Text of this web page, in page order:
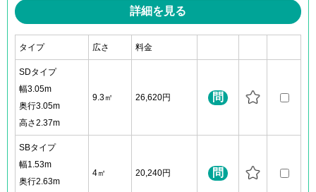
詳細を見る
タイプ 広さ 料金
SDタイプ
幅3.05m
奥行3.05m
高さ2.37m
9.3㎡ 26,620円 問
SBタイプ
幅1.53m
奥行2.63m
4㎡ 20,240円 問